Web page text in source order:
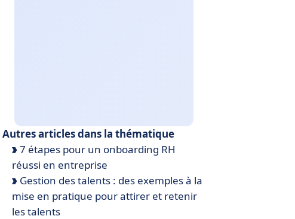
Autres articles dans la thématique
7 étapes pour un onboarding RH
réussi en entreprise
Gestion des talents : des exemples à la
mise en pratique pour attirer et retenir
les talents